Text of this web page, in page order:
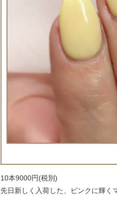
10本9000円(税別)
先日新しく入荷した、ピンクに輝